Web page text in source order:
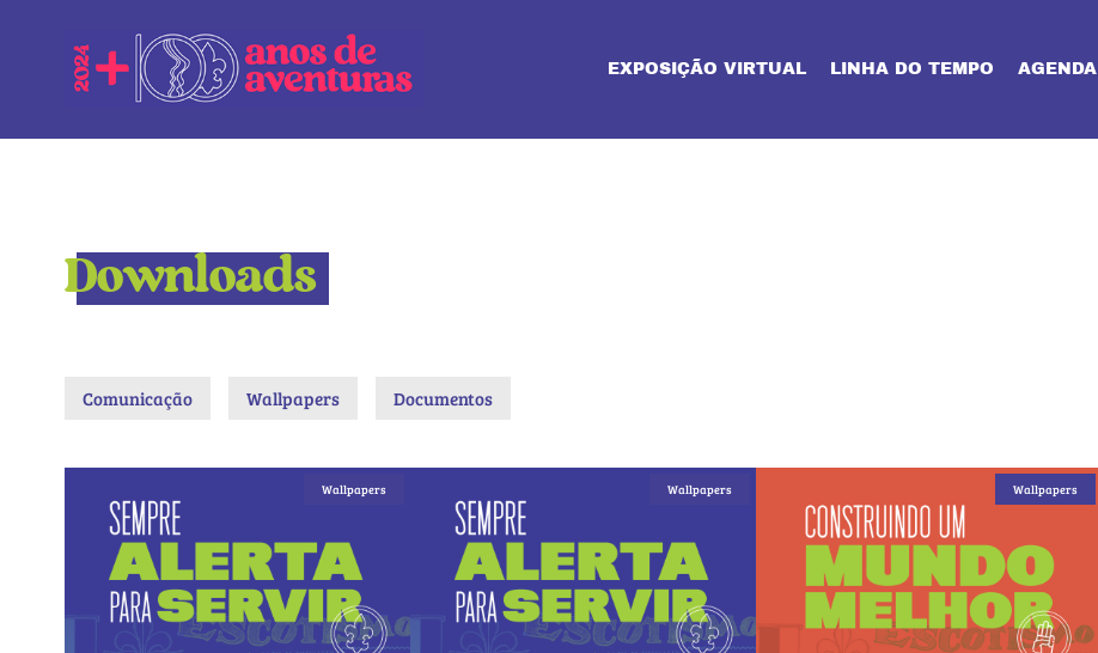
EXPOSIÇÃO VIRTUAL LINHA DO TEMPO AGENDA
Downloads
Comunicação Wallpapers Documentos
Wallpapers Wallpapers Wallpapers